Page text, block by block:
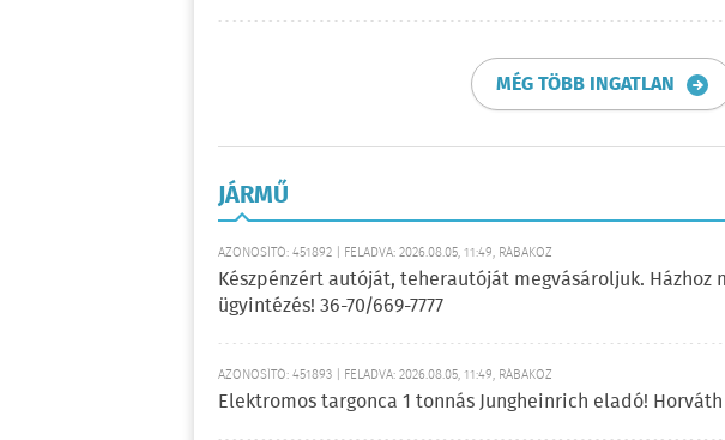
MÉG TÖBB INGATLAN
JÁRMŰ
AZONOSÍTÓ: 451892 | FELADVA: 2026.08.05, 11:49, RÁBAKÖZ
Készpénzért autóját, teherautóját megvásároljuk. Házhoz
ügyintézés! 36-70/669-7777
AZONOSÍTÓ: 451893 | FELADVA: 2026.08.05, 11:49, RÁBAKÖZ
Elektromos targonca 1 tonnás Jungheinrich eladó!